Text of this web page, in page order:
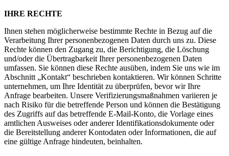
IHRE RECHTE
Ihnen stehen möglicherweise bestimmte Rechte in Bezug auf die
Verarbeitung Ihrer personenbezogenen Daten durch uns zu. Diese
Rechte können den Zugang zu, die Berichtigung, die Löschung
und/oder die Übertragbarkeit Ihrer personenbezogenen Daten
umfassen. Sie können diese Rechte ausüben, indem Sie uns wie im
Abschnitt „Kontakt“ beschrieben kontaktieren. Wir können Schritte
unternehmen, um Ihre Identität zu überprüfen, bevor wir Ihre
Anfrage bearbeiten. Unsere Verifizierungsmaßnahmen variieren je
nach Risiko für die betreffende Person und können die Bestätigung
des Zugriffs auf das betreffende E-Mail-Konto, die Vorlage eines
amtlichen Ausweises oder anderer Identifikationsdokumente oder
die Bereitstellung anderer Kontodaten oder Informationen, die auf
eine gültige Anfrage hindeuten, beinhalten.